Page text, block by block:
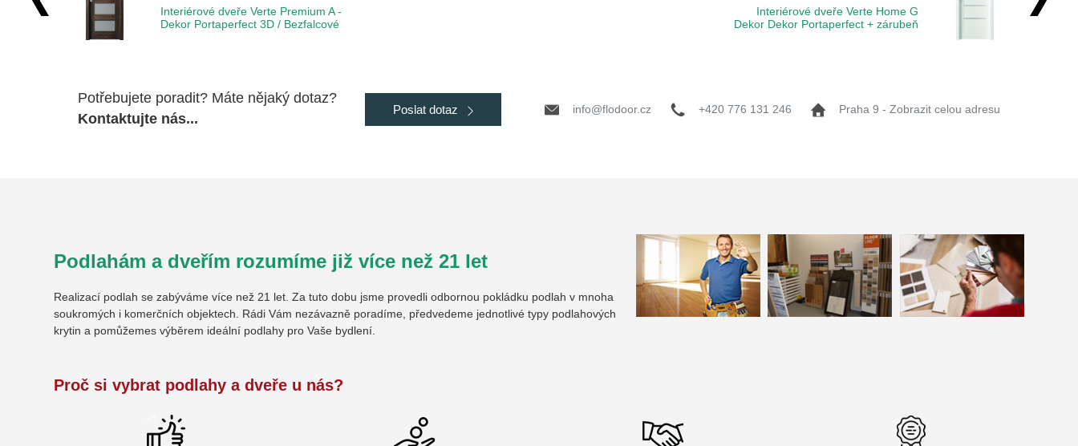
Interiérové dveře Verte Premium A -
Dekor Portaperfect 3D / Bezfalcové
Interiérové dveře Verte Home G
Dekor Dekor Portaperfect + zárubeň
Potřebujete poradit? Máte nějaký dotaz?
Kontaktujte nás...
Poslat dotaz info@flodoor.cz +420 776 131 246 Praha 9 - Zobrazit celou adresu
Podlahám a dveřím rozumíme již více než 21 let
Realizací podlah se zabýváme více než 21 let. Za tuto dobu jsme provedli odbornou pokládku podlah v mnoha
soukromých i komerčních objektech. Rádi Vám nezávazně poradíme, předvedeme jednotlivé typy podlahových
krytin a pomůžemes výběrem ideální podlahy pro Vaše bydlení.
Proč si vybrat podlahy a dveře u nás?